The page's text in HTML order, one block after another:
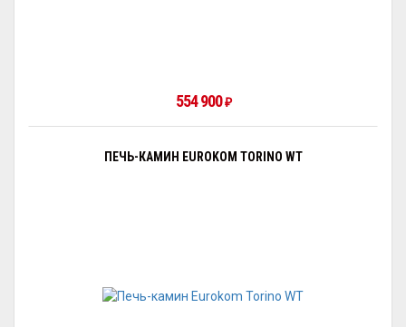
554 900 ₽
ПЕЧЬ-КАМИН EUROKOM TORINO WT